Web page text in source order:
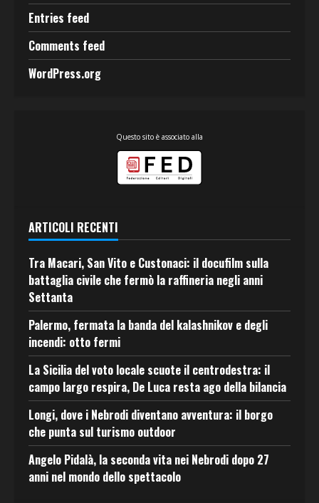
Entries feed
Comments feed
WordPress.org
Questo sito è associato alla
ARTICOLI RECENTI
Tra Macari, San Vito e Custonaci: il docufilm sulla
battaglia civile che fermò la raffineria negli anni
Settanta
Palermo, fermata la banda del kalashnikov e degli
incendi: otto fermi
La Sicilia del voto locale scuote il centrodestra: il
campo largo respira, De Luca resta ago della bilancia
Longi, dove i Nebrodi diventano avventura: il borgo
che punta sul turismo outdoor
Angelo Pidalà, la seconda vita nei Nebrodi dopo 27
anni nel mondo dello spettacolo